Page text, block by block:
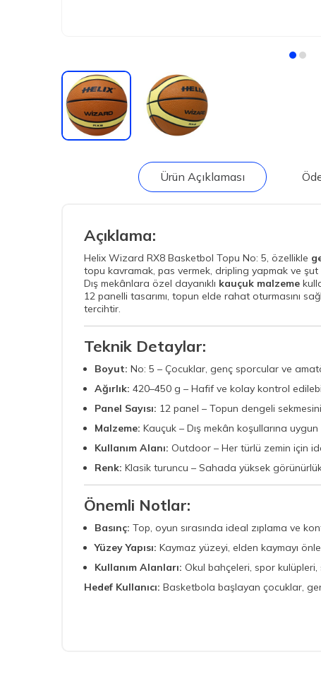
Ürün Açıklaması
Açıklama:
Helix Wizard RX8 Basketbol Topu No: 5, özellikle
topu kavramak, pas vermek, dripling yapmak ve
Dış mekânlara özel dayanıklı kauçuk malzeme
12 panelli tasarımı, topun elde rahat oturmasını
tercihtir.
Teknik Detaylar:
Boyut: No: 5 – Çocuklar, genç sporcular ve
Ağırlık: 420–450 g – Hafif ve kolay kontrol
Panel Sayısı: 12 panel – Topun dengeli
Malzeme: Kauçuk – Dış mekân koşullarına uygun
Kullanım Alanı: Outdoor – Her türlü zemin için
Renk: Klasik turuncu – Sahada yüksek
Önemli Notlar:
Basınç: Top, oyun sırasında ideal zıplama ve
Yüzey Yapısı: Kaymaz yüzeyi, elden kaymayı
Kullanım Alanları: Okul bahçeleri, spor
Hedef Kullanıcı: Basketbola başlayan çocuklar,